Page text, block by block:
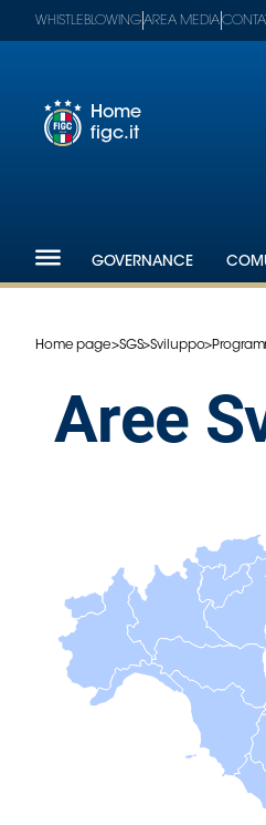
Nazionali
WHISTLEBLOWINGAREA MEDIA
Home
figc.it
GOVERNANCE
Home page>SGS>Sviluppo>
Aree